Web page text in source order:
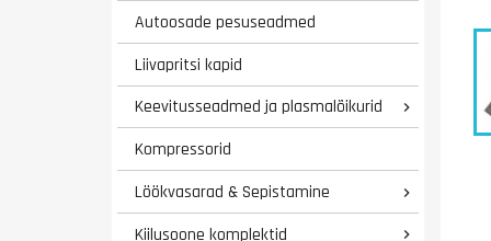
Autoosade pesuseadmed
Liivapritsi kapid
Keevitusseadmed ja plasmalõikurid

Kompressorid
Löökvasarad & Sepistamine

Kiilusoone komplektid 